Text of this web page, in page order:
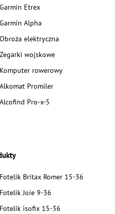
Garmin Etrex
Garmin Alpha
Obroża elektryczna
Zegarki wojskowe
Komputer rowerowy
Alkomat Promiler
Alcofind Pro-x-5
Fotelik Britax Romer 15-36
Fotelik Joie 9-36
Fotelik isofix 15-36